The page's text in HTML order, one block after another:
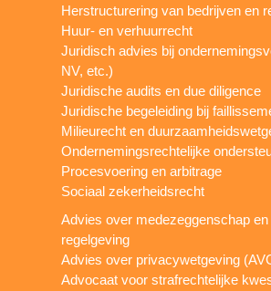
Herstructurering van bedrijven en
Huur- en verhuurrecht
Juridisch advies bij
NV, etc.)
Juridische audits en due diligence
Juridische begeleiding bij
Milieurecht en
Ondernemingsrechtelijke
Procesvoering en arbitrage
Sociaal zekerheidsrecht
Advies over medezeggenschap
regelgeving
Advies over privacywetgeving
Advocaat voor strafrechtelijke